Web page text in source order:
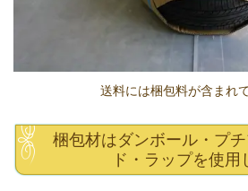
送料には梱包料が含まれ
梱包材はダンボール・プ
ド・ラップを使用